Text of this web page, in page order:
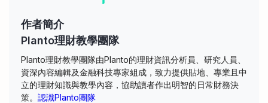
作者簡介
Planto理財教學團隊
Planto理財教學團隊由Planto的理財資訊分析員、研究人員、
資深內容編輯及金融科技專家組成，致力提供貼地、專業且中
立的理財知識與教學內容，協助讀者作出明智的日常財務決
策。 認識Planto團隊